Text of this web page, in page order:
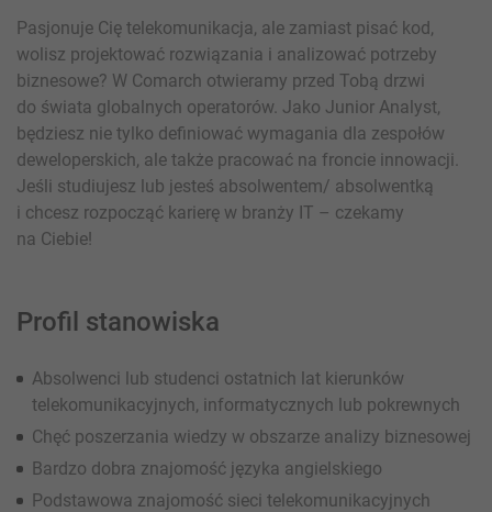
Pasjonuje Cię telekomunikacja, ale zamiast pisać kod,
wolisz projektować rozwiązania i analizować potrzeby
biznesowe? W Comarch otwieramy przed Tobą drzwi
do świata globalnych operatorów. Jako Junior Analyst,
będziesz nie tylko definiować wymagania dla zespołów
deweloperskich, ale także pracować na froncie innowacji.
Jeśli studiujesz lub jesteś absolwentem/ absolwentką
i chcesz rozpocząć karierę w branży IT – czekamy
na Ciebie!
Profil stanowiska
Absolwenci lub studenci ostatnich lat kierunków
telekomunikacyjnych, informatycznych lub pokrewnych
Chęć poszerzania wiedzy w obszarze analizy biznesowej
Bardzo dobra znajomość języka angielskiego
Podstawowa znajomość sieci telekomunikacyjnych